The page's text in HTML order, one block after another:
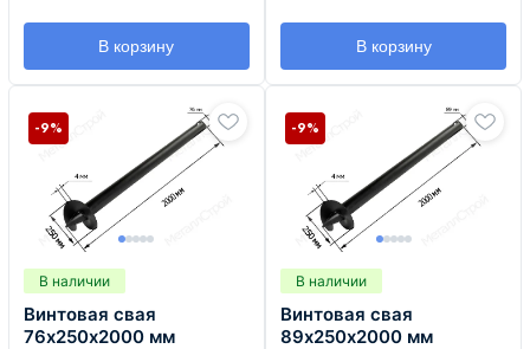
В корзину В корзину
В наличии
Винтовая свая
76х250х2000 мм
-9%
В наличии
Винтовая свая
89х250х2000 мм
-9%